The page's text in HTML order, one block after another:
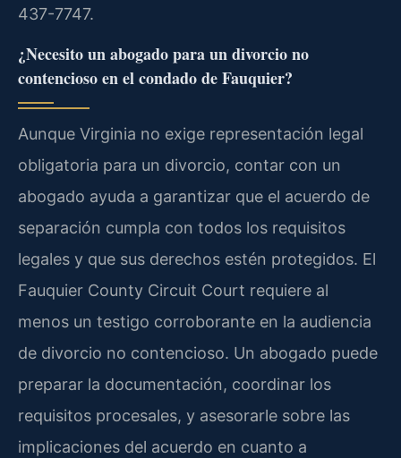
437-7747.
¿Necesito un abogado para un divorcio no
contencioso en el condado de Fauquier?
Aunque Virginia no exige representación legal
obligatoria para un divorcio, contar con un
abogado ayuda a garantizar que el acuerdo de
separación cumpla con todos los requisitos
legales y que sus derechos estén protegidos. El
Fauquier County Circuit Court requiere al
menos un testigo corroborante en la audiencia
de divorcio no contencioso. Un abogado puede
preparar la documentación, coordinar los
requisitos procesales, y asesorarle sobre las
implicaciones del acuerdo en cuanto a